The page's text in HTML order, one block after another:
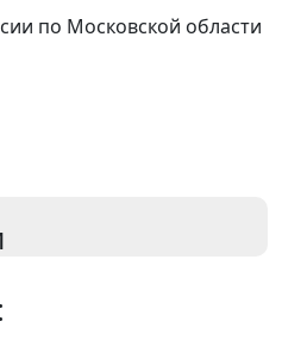
по Московской области